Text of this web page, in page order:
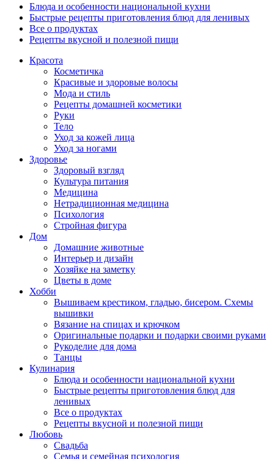
Блюда и особенности национальной кухни
Быстрые рецепты приготовления блюд для ленивых
Все о продуктах
Рецепты вкусной и полезной пищи
Красота
Косметичка
Красивые и здоровые волосы
Мода и стиль
Рецепты домашней косметики
Руки
Тело
Уход за кожей лица
Уход за ногами
Здоровье
Здоровый взгляд
Культура питания
Медицина
Нетрадиционная медицина
Психология
Стройная фигура
Дом
Домашние животные
Интерьер и дизайн
Хозяйке на заметку
Цветы в доме
Хобби
Вышиваем крестиком, гладью, бисером. Схемы
вышивки
Вязание на спицах и крючком
Оригинальные подарки и подарки своими руками
Рукоделие для дома
Танцы
Кулинария
Блюда и особенности национальной кухни
Быстрые рецепты приготовления блюд для
ленивых
Все о продуктах
Рецепты вкусной и полезной пищи
Любовь
Свадьба
Семья и семейная психология